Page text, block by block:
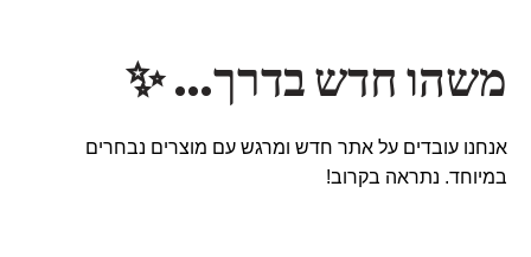
משהו חדש בדרך… ✨
אנחנו עובדים על אתר חדש ומרגש עם מוצרים נבחרים
במיוחד. נתראה בקרוב!